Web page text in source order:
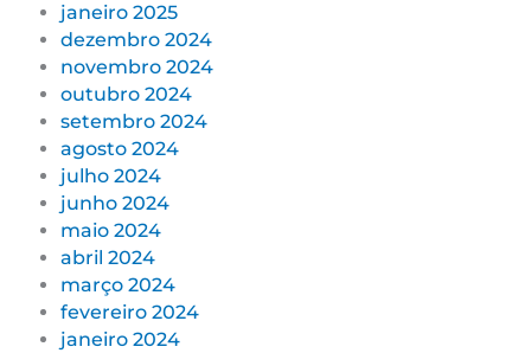
janeiro 2025
dezembro 2024
novembro 2024
outubro 2024
setembro 2024
agosto 2024
julho 2024
junho 2024
maio 2024
abril 2024
março 2024
fevereiro 2024
janeiro 2024